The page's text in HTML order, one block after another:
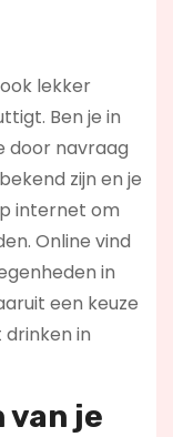
lekker
Ben je in
door navraag
zijn en je
internet om
Online vind
in
een keuze
drinken in
van je